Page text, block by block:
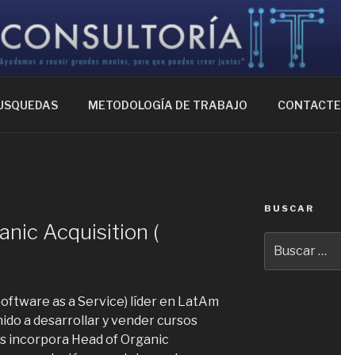
IT
para que puedan crear juntas
METODOLOGÍA DE TRABAJO
Acquisition (
as a Service) líder en LatAm
a desarrollar y vender cursos
incorpora Head of Organic
BUSCAR
por: